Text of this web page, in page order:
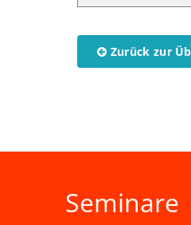
Zurück zur
Seminare